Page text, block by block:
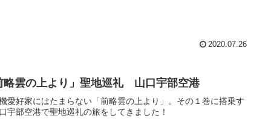
2020.07.26
略雲の上より」聖地巡礼 山口宇部空港
愛好家にはたまらない「前略雲の上より」。その１巻に搭乗す
宇部空港で聖地巡礼の旅をしてきました！